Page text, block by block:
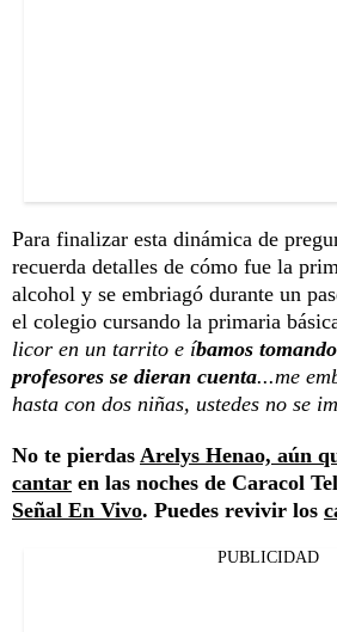
Para finalizar esta dinámica de
recuerda detalles de cómo fue la
alcohol y se embriagó durante un
el colegio cursando la primaria
licor en un tarrito e íbamos
profesores se dieran cuenta...me
hasta con dos niñas, ustedes no se
No te pierdas Arelys Henao, aún
cantar en las noches de Caracol
Señal En Vivo. Puedes revivir los
PUBLICIDAD